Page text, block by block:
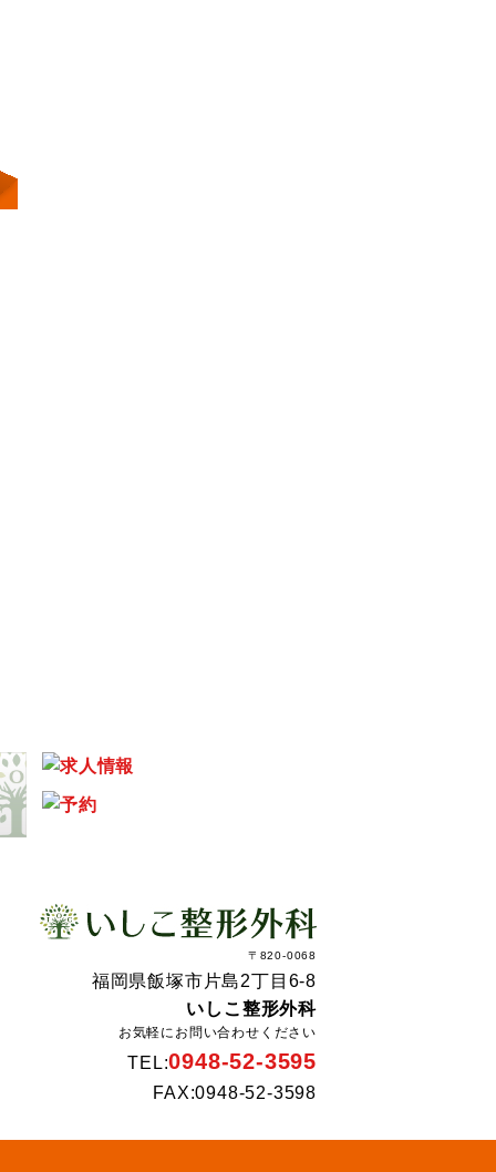
〒820-0068
福岡県飯塚市片島2丁目6-8
いしこ整形外科
お気軽にお問い合わせください
TEL:0948-52-3595
FAX:0948-52-3598